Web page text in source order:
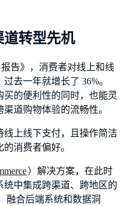
转型先机
告》，消费者对线上和线
去一年就增长了 36%。
的便利性的同时，也能灵
道购物体验的流畅性。
线上线下支付，且操作简洁
消费者偏好。
）解决方案，在此时
中集成跨渠道、跨地区的
融合后端系统和数据洞